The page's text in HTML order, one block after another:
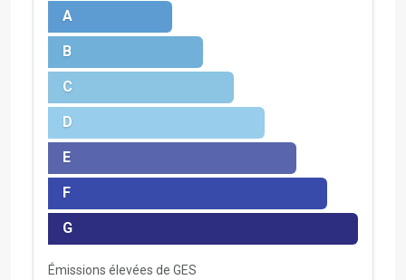
A
B
C
D
E
F
G
Émissions élevées de GES